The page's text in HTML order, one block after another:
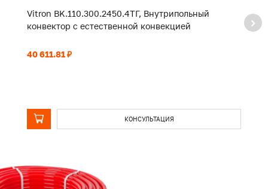
Vitron BK.110.300.2450.4ТГ, Внутрипольный
конвектор с естественной конвекцией
40 611.81 ₽
КОНСУЛЬТАЦИЯ